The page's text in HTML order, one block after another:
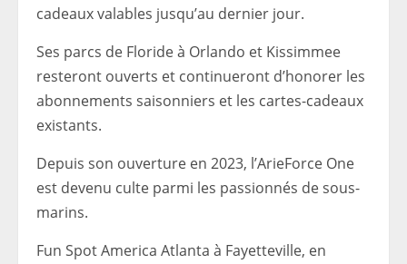
cadeaux valables jusqu’au dernier jour.
Ses parcs de Floride à Orlando et Kissimmee
resteront ouverts et continueront d’honorer les
abonnements saisonniers et les cartes-cadeaux
existants.
Depuis son ouverture en 2023, l’ArieForce One
est devenu culte parmi les passionnés de sous-
marins.
Fun Spot America Atlanta à Fayetteville, en